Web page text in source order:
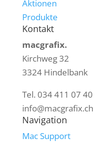
Aktionen
Produkte
Kontakt
macgrafix.
Kirchweg 32
3324 Hindelbank
Tel. 034 411 07 40
info@macgrafix.ch
Navigation
Mac Support